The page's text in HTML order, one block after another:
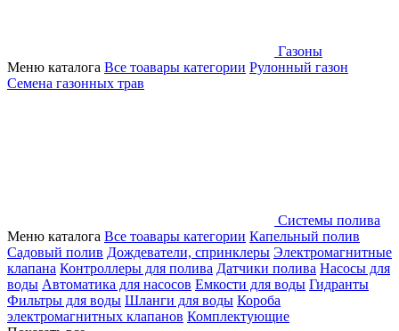
Газоны
Меню каталога Все тоавары категории Рулонный газон
Семена газонных трав
Системы полива
Меню каталога Все тоавары категории Капельный полив
Садовый полив Дождеватели, спринклеры Электромагнитные
клапана Контроллеры для полива Датчики полива Насосы для
воды Автоматика для насосов Емкости для воды Гидранты
Фильтры для воды Шланги для воды Короба
электромагнитных клапанов Комплектующие